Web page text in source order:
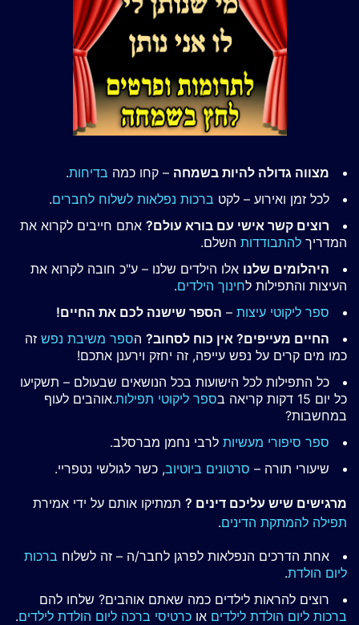
מצווה גדולה להיות בשמחה – קחו כמה בדיחות.
לכל זמן ואירוע – לקט ברכות נפלאות לשלוח לחברים.
רוצים קשר אישי עם בורא עולם? אתם חייבים לקרוא את
המדריך להתבודדות השלם.
היהלומים שלנו אלו הילדים שלנו – ע"כ חובה לקרוא את
העיצות והתפילות לחינוך הילדים.
ספר ליקוטי עיצות – הספר שישנה לכם את החיים!
החיים מעייפים? אין כוח לסחוב? הספר משיבת נפש זה
כמו מים קרים על נפש עייפה, זה יחזק וירענן אתכם!
כל התפילות לכל הישועות בכל הנושאים שבעולם – תשקיעו
כל יום 15 דקות קריאה ב
ספר ליקוטי תפילות.אוהבים לעוף
במחשבות?
ספר סיפורי מעשיות לרבי נחמן מברסלב.
שיעורי תורה – סרטונים ביוטיוב, כשר לגולשי נטפריי.
מרגישים שיש עליכם דינים ? תמתיקו אותם על ידי אמירת
תפילה להמתקת הדינים.
אחת הדרכים הנפלאות לפרגן לחבר/ה – זה לשלוח ברכות
ליום הולדת.
רוצים להראות לילדים כמה שאתם אוהבים? שלחו להם
ברכות ליום הולדת לילדים או כרטיסי ברכה ליום הולדת לילדים.